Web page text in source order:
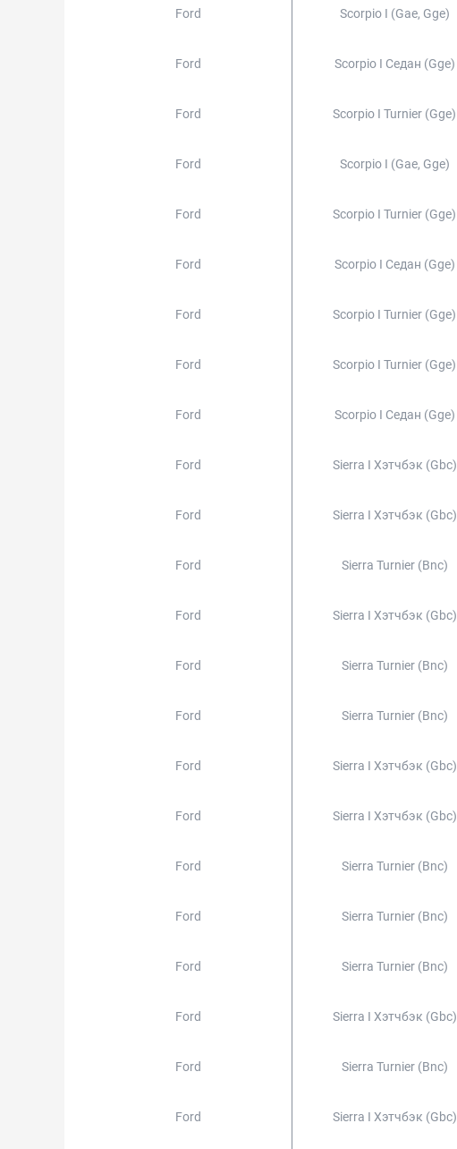
Ford Scorpio I (gae, Gge)
Ford Scorpio I Седан (gge)
Ford Scorpio I Turnier (gge)
Ford Scorpio I (gae, Gge)
Ford Scorpio I Turnier (gge)
Ford Scorpio I Седан (gge)
Ford Scorpio I Turnier (gge)
Ford Scorpio I Turnier (gge)
Ford Scorpio I Седан (gge)
Ford Sierra I Хэтчбэк (gbc)
Ford Sierra I Хэтчбэк (gbc)
Ford Sierra Turnier (bnc)
Ford Sierra I Хэтчбэк (gbc)
Ford Sierra Turnier (bnc)
Ford Sierra Turnier (bnc)
Ford Sierra I Хэтчбэк (gbc)
Ford Sierra I Хэтчбэк (gbc)
Ford Sierra Turnier (bnc)
Ford Sierra Turnier (bnc)
Ford Sierra Turnier (bnc)
Ford Sierra I Хэтчбэк (gbc)
Ford Sierra Turnier (bnc)
Ford Sierra I Хэтчбэк (gbc)